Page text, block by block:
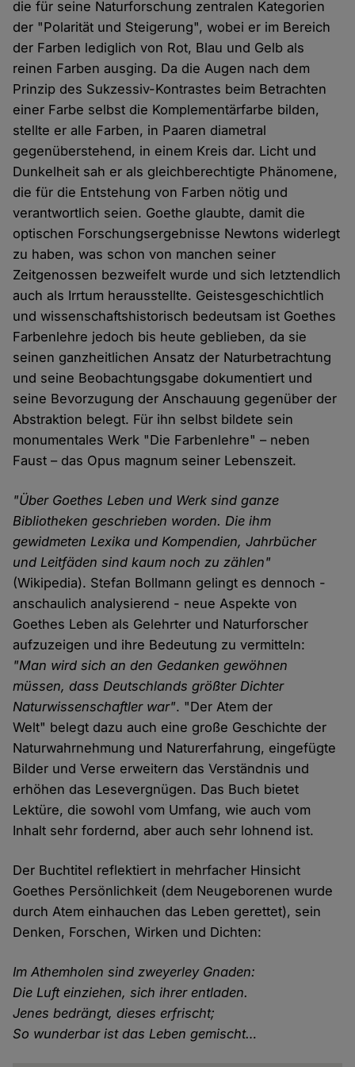
die für seine Naturforschung zentralen Kategorien
der "Polarität und Steigerung", wobei er im Bereich
der Farben lediglich von Rot, Blau und Gelb als
reinen Farben ausging. Da die Augen nach dem
Prinzip des Sukzessiv-Kontrastes beim Betrachten
einer Farbe selbst die Komplementärfarbe bilden,
stellte er alle Farben, in Paaren diametral
gegenüberstehend, in einem Kreis dar. Licht und
Dunkelheit sah er als gleichberechtigte Phänomene,
die für die Entstehung von Farben nötig und
verantwortlich seien. Goethe glaubte, damit die
optischen Forschungsergebnisse Newtons widerlegt
zu haben, was schon von manchen seiner
Zeitgenossen bezweifelt wurde und sich letztendlich
auch als Irrtum herausstellte. Geistesgeschichtlich
und wissenschaftshistorisch bedeutsam ist Goethes
Farbenlehre jedoch bis heute geblieben, da sie
seinen ganzheitlichen Ansatz der Naturbetrachtung
und seine Beobachtungsgabe dokumentiert und
seine Bevorzugung der Anschauung gegenüber der
Abstraktion belegt. Für ihn selbst bildete sein
monumentales Werk "Die Farbenlehre" – neben
Faust – das Opus magnum seiner Lebenszeit.
"Über Goethes Leben und Werk sind ganze
Bibliotheken geschrieben worden. Die ihm
gewidmeten Lexika und Kompendien, Jahrbücher
und Leitfäden sind kaum noch zu zählen"
(Wikipedia). Stefan Bollmann gelingt es dennoch -
anschaulich analysierend - neue Aspekte von
Goethes Leben als Gelehrter und Naturforscher
aufzuzeigen und ihre Bedeutung zu vermitteln:
"Man wird sich an den Gedanken gewöhnen
müssen, dass Deutschlands größter Dichter
Naturwissenschaftler war". "Der Atem der
Welt" belegt dazu auch eine große Geschichte der
Naturwahrnehmung und Naturerfahrung, eingefügte
Bilder und Verse erweitern das Verständnis und
erhöhen das Lesevergnügen. Das Buch bietet
Lektüre, die sowohl vom Umfang, wie auch vom
Inhalt sehr fordernd, aber auch sehr lohnend ist.
Der Buchtitel reflektiert in mehrfacher Hinsicht
Goethes Persönlichkeit (dem Neugeborenen wurde
durch Atem einhauchen das Leben gerettet), sein
Denken, Forschen, Wirken und Dichten:
Im Athemholen sind zweyerley Gnaden:
Die Luft einziehen, sich ihrer entladen.
Jenes bedrängt, dieses erfrischt;
So wunderbar ist das Leben gemischt…